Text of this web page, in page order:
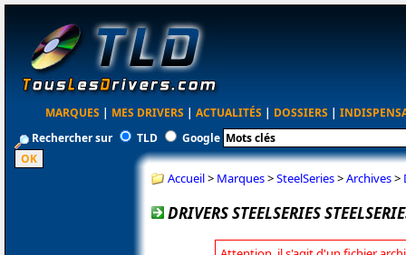
MARQUES | MES DRIVERS | ACTUALITÉS | DOSSIERS |
Rechercher sur
TLD Google
Accueil> Marques>SteelSeries>Archives>
DRIVERS STEELSERIES